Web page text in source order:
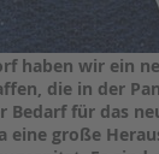
haben wir ein
die in der
Bedarf für das
eine große